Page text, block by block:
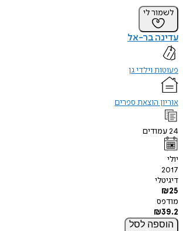
לשמור לי
עדינה בר-אל
פעוטות וילדי גן
אוריון הוצאת ספרים
24עמודים
יולי
2017
דיגיטלי
₪25
מודפס
₪39.2
הוספה לסל